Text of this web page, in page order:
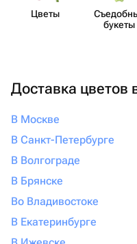
Цветы
букеты
Доставка цветов
В Москве
В Санкт-Петербурге
В Волгограде
В Брянске
Во Владивостоке
В Екатеринбурге